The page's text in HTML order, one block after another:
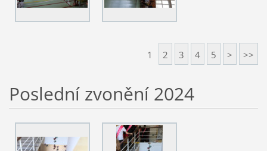
1 2 3 4 5 > >>
Poslední zvonění 2024